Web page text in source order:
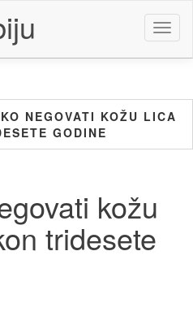
NEGOVATI KOŽU LICA
GODINE
kožu
tridesete